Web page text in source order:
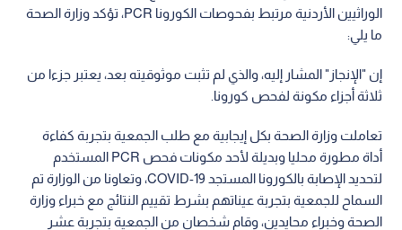
الوراثيين الأردنية مرتبط بفحوصات الكورونا PCR، تؤكد وزارة الصحة
ما يلي:
إن "الإنجاز" المشار إليه، والذي لم تثبت موثوقيته بعد، يعتبر جزءا من
ثلاثة أجزاء مكونة لفحص كورونا.
تعاملت وزارة الصحة بكل إيجابية مع طلب الجمعية بتجربة كفاءة
أداة مطورة محليا وبديلة لأحد مكونات فحص PCR المستخدم
لتحديد الإصابة بالكورونا المستجد COVID-19، وتعاونا من الوزارة تم
السماح للجمعية بتجربة عيناتهم بشرط تقييم النتائج مع خبراء وزارة
الصحة وخبراء محايدين، وقام شخصان من الجمعية بتجربة عشر